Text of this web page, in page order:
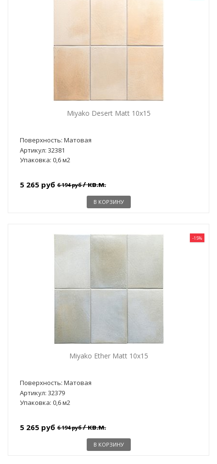
Miyako Desert Matt 10x15
Поверхность: Матовая
Артикул: 32381
Упаковка: 0,6 м2
5 265 руб 6 194 руб/ кв.м.
В КОРЗИНУ
-15%
Miyako Ether Matt 10x15
Поверхность: Матовая
Артикул: 32379
Упаковка: 0,6 м2
5 265 руб 6 194 руб/ кв.м.
В КОРЗИНУ